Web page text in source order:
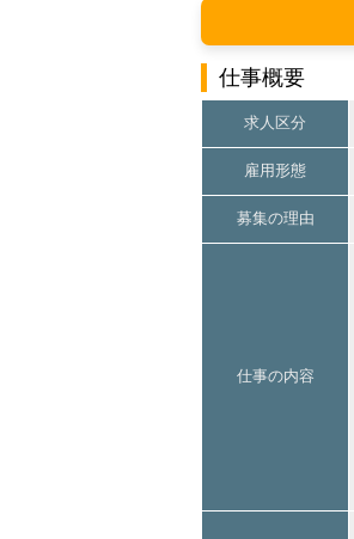
仕事概要
求人区分
雇用形態
募集の理由
仕事の内容